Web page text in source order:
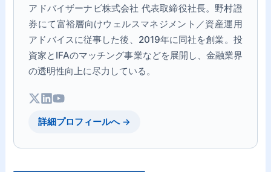
アドバイザーナビ株式会社 代表取締役社長。野村證
券にて富裕層向けウェルスマネジメント／資産運用
アドバイスに従事した後、2019年に同社を創業。投
資家とIFAのマッチング事業などを展開し、金融業界
の透明性向上に尽力している。
詳細プロフィールへ →